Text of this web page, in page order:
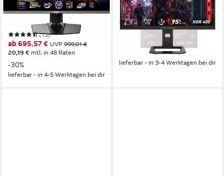
2560 x 1440 px, WQHD Auflösung
0,03 ms Reaktionszeit
Produktdatenblatt
(15)
ab 695,57 € UVP 999,01 €
20,19 € mtl. in 48 Raten
-30%
lieferbar - in 4-5 Werktagen bei dir
240 Hz Bildwiederholfrequenz
Produktdatenblatt
(3)
179,99 €
499,00 €
mtl. in 12 Raten
lieferbar - in 3-4 Werktagen bei dir